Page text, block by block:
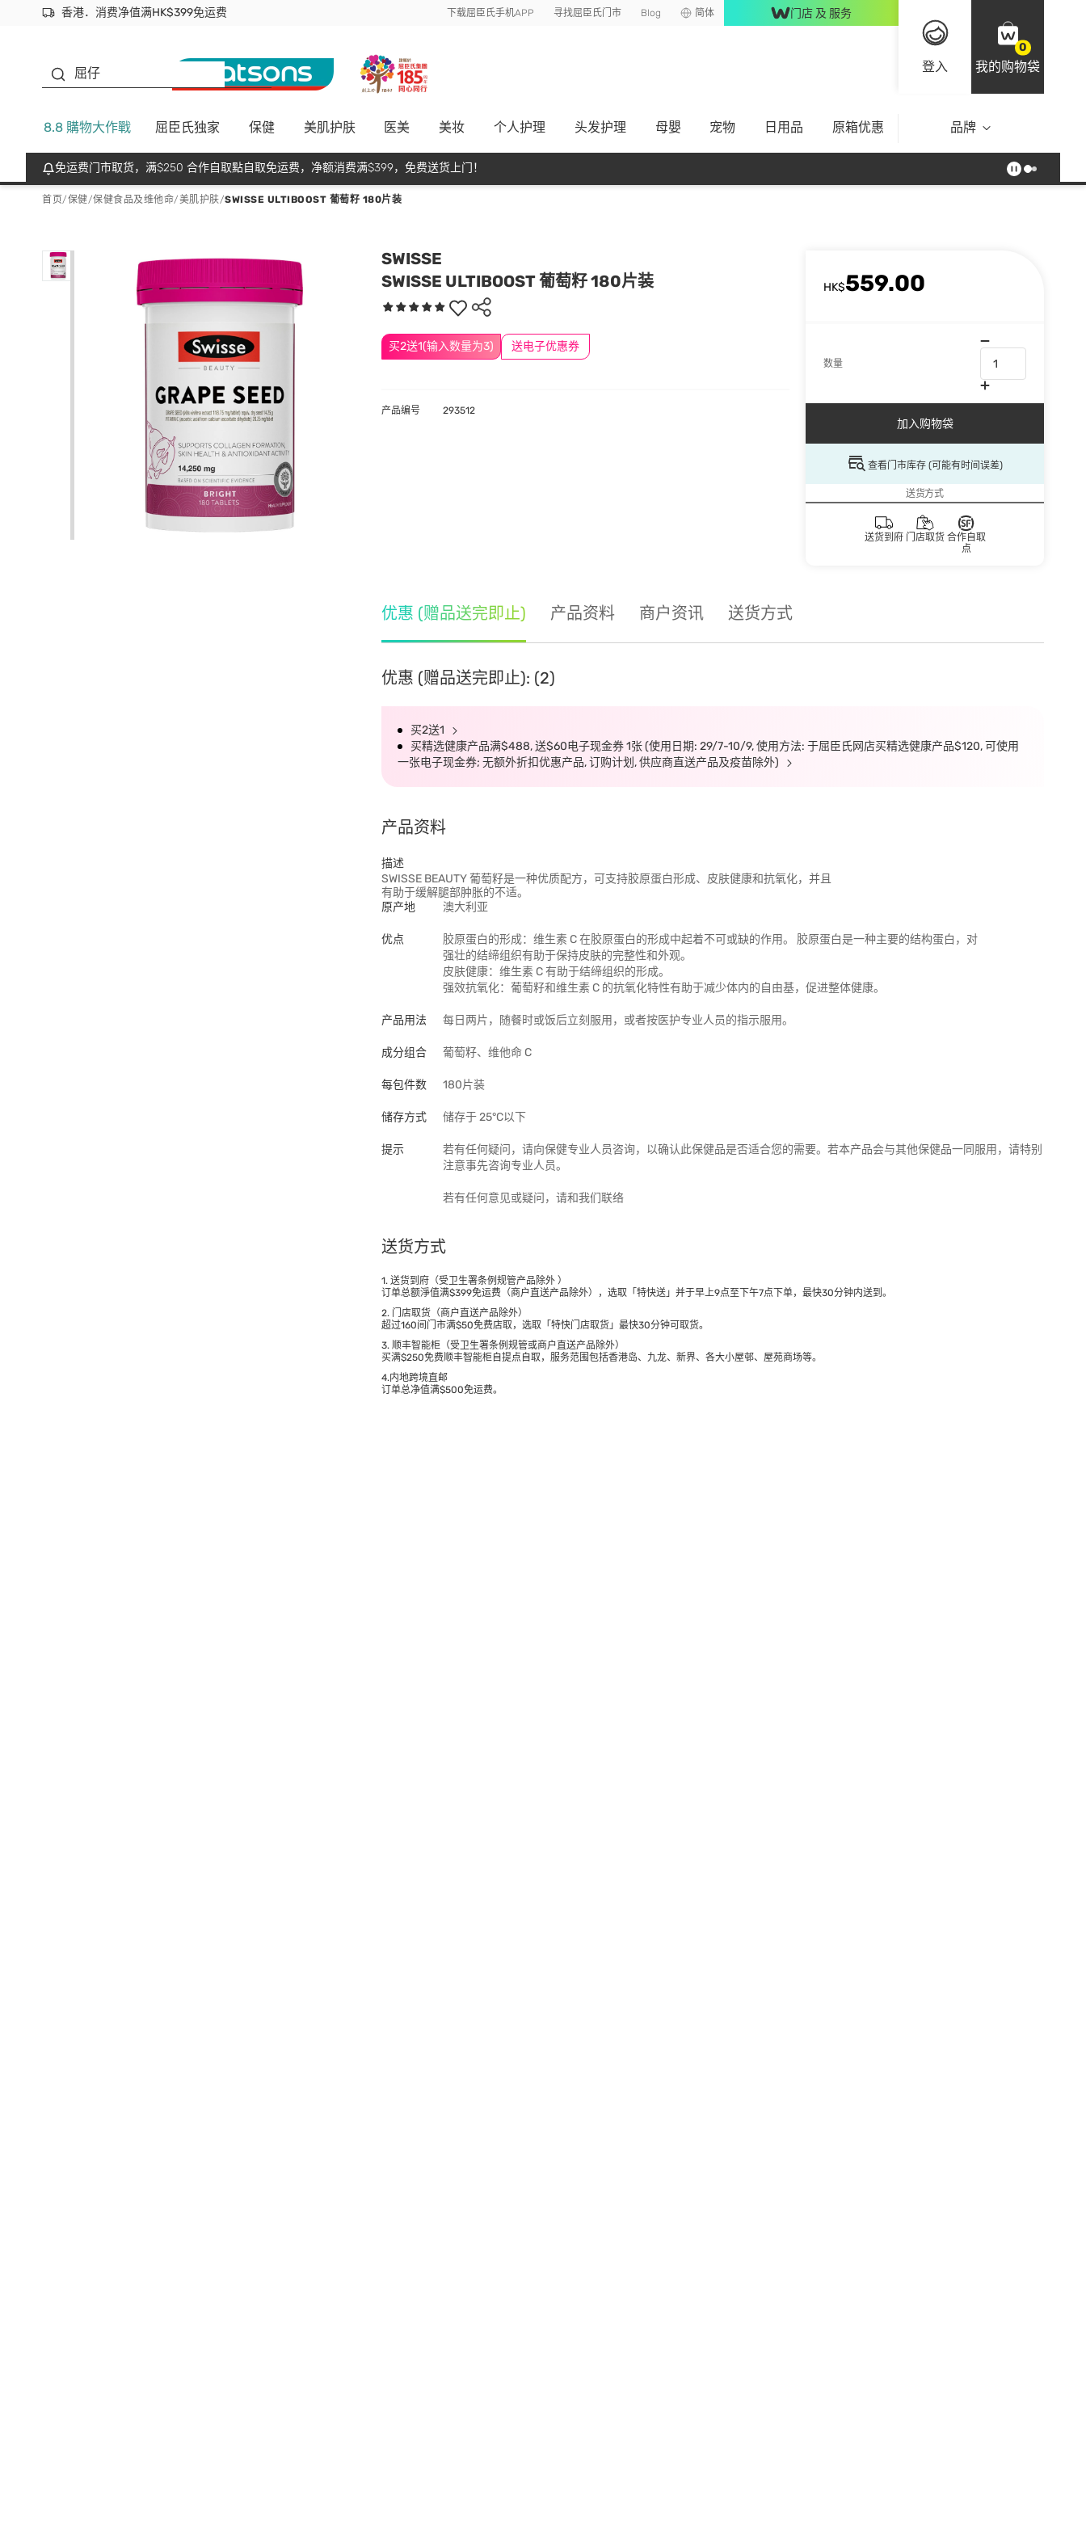
香港．消费净值满HK$399免运费
立即成为易赏钱会员尽享独家优惠
首次APP下单买满$450 输入 NEWAPP 即减$50 下载屈臣氏手机APP 寻找屈臣氏门市 Blog 简体 门店 及 服务
登入
0
我的购物袋
屈仔
8.8 購物大作戰 屈臣氏独家 保健 美肌护肤 医美 美妆 个人护理 头发护理 母嬰 宠物 日用品 原箱优惠 品牌
免运费门市取货，满$250 合作自取點自取免运费，净额消费满$399，免费送货上门！
首页/保健/保健食品及维他命/美肌护肤/SWISSE ULTIBOOST 葡萄籽 180片装
SWISSE
SWISSE ULTIBOOST 葡萄籽 180片装
买2送1(输入数量为3) 送电子优惠券
HK$559.00
数量
加入购物袋
查看门市库存 (可能有时间误差)
送货方式
送货到府 门店取货 合作自取
点
产品编号 293512
优惠 (赠品送完即止) 产品资料 商户资讯 送货方式
优惠 (赠品送完即止): (2)
买2送1
买精选健康产品满$488, 送$60电子现金券 1张 (使用日期: 29/7-10/9, 使用方法: 于屈臣氏网店买精选健康产品$120, 可使用
一张电子现金券; 无额外折扣优惠产品, 订购计划, 供应商直送产品及疫苗除外)
产品资料
描述
SWISSE BEAUTY 葡萄籽是一种优质配方，可支持胶原蛋白形成、皮肤健康和抗氧化，并且
有助于缓解腿部肿胀的不适。
原产地
澳大利亚
优点
胶原蛋白的形成：维生素 C 在胶原蛋白的形成中起着不可或缺的作用。 胶原蛋白是一种主要的结构蛋白，对
强壮的结缔组织有助于保持皮肤的完整性和外观。
皮肤健康：维生素 C 有助于结缔组织的形成。
强效抗氧化：葡萄籽和维生素 C 的抗氧化特性有助于减少体内的自由基，促进整体健康。
产品用法 每日两片，随餐时或饭后立刻服用，或者按医护专业人员的指示服用。
成分组合 葡萄籽、维他命 C
每包件数 180片装
储存方式 储存于 25°C以下
提示
若有任何疑问，请向保健专业人员咨询，以确认此保健品是否适合您的需要。若本产品会与其他保健品一同服用，请特别
注意事先咨询专业人员。
若有任何意见或疑问，请和我们联络
送货方式
1. 送货到府（受卫生署条例规管产品除外 ）
订单总额淨值满$399免运费（商户直送产品除外），选取「特快送」并于早上9点至下午7点下单，最快30分钟内送到​。
2. 门店取货（商户直送产品除外）
超过160间门市满$50免费店取，选取「特快门店取货」最快30分钟可取货。
3. 顺丰智能柜（受卫生署条例规管或商户直送产品除外）
买满$250免费顺丰智能柜自提点自取，服务范围包括香港岛、九龙、新界、各大小屋邨、屋苑商场等。
4.内地跨境直邮
订单总净值满$500免运费。